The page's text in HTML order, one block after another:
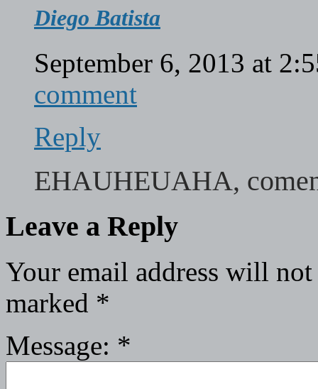
Diego Batista
September 6, 2013 at
comment
Reply
EHAUHEUAHA,
Leave a Reply
Your email address will
marked *
Message: *